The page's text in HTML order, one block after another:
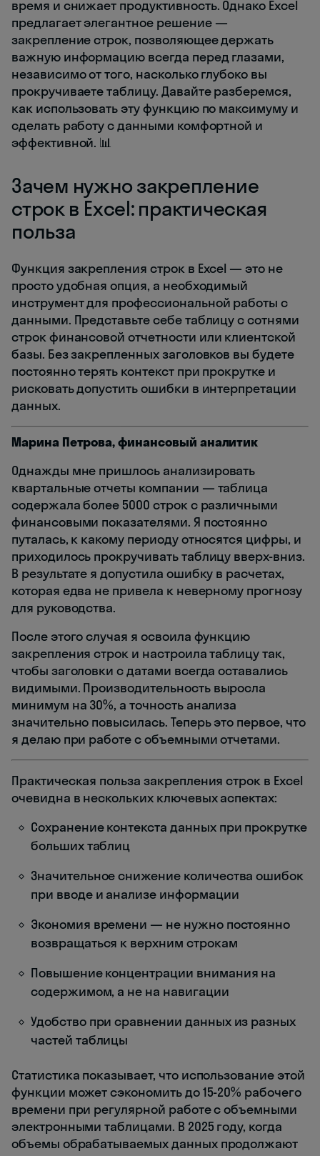
время и снижает продуктивность. Однако Excel
предлагает элегантное решение —
закрепление строк, позволяющее держать
важную информацию всегда перед глазами,
независимо от того, насколько глубоко вы
прокручиваете таблицу. Давайте разберемся,
как использовать эту функцию по максимуму и
сделать работу с данными комфортной и
эффективной. 📊
Зачем нужно закрепление
строк в Excel: практическая
польза
Функция закрепления строк в Excel — это не
просто удобная опция, а необходимый
инструмент для профессиональной работы с
данными. Представьте себе таблицу с сотнями
строк финансовой отчетности или клиентской
базы. Без закрепленных заголовков вы будете
постоянно терять контекст при прокрутке и
рисковать допустить ошибки в интерпретации
данных.
Марина Петрова, финансовый аналитик
Однажды мне пришлось анализировать
квартальные отчеты компании — таблица
содержала более 5000 строк с различными
финансовыми показателями. Я постоянно
путалась, к какому периоду относятся цифры, и
приходилось прокручивать таблицу вверх-вниз.
В результате я допустила ошибку в расчетах,
которая едва не привела к неверному прогнозу
для руководства.
После этого случая я освоила функцию
закрепления строк и настроила таблицу так,
чтобы заголовки с датами всегда оставались
видимыми. Производительность выросла
минимум на 30%, а точность анализа
значительно повысилась. Теперь это первое, что
я делаю при работе с объемными отчетами.
Практическая польза закрепления строк в Excel
очевидна в нескольких ключевых аспектах:
Сохранение контекста данных при прокрутке
больших таблиц
Значительное снижение количества ошибок
при вводе и анализе информации
Экономия времени — не нужно постоянно
возвращаться к верхним строкам
Повышение концентрации внимания на
содержимом, а не на навигации
Удобство при сравнении данных из разных
частей таблицы
Статистика показывает, что использование этой
функции может сэкономить до 15-20% рабочего
времени при регулярной работе с объемными
электронными таблицами. В 2025 году, когда
объемы обрабатываемых данных продолжают